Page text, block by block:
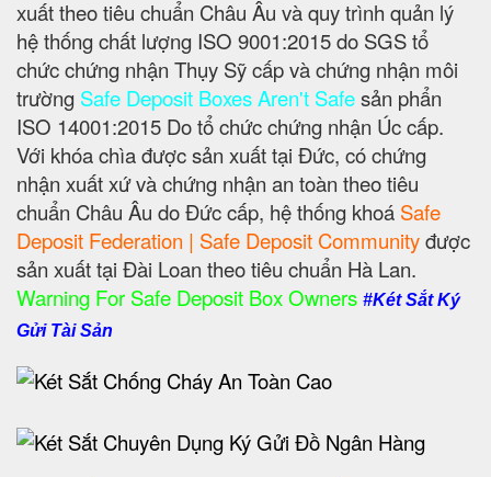
xuất theo tiêu chuẩn Châu Âu và quy trình quản lý
hệ thống chất lượng ISO 9001:2015 do SGS tổ
chức chứng nhận Thụy Sỹ cấp và chứng nhận môi
trường Safe Deposit Boxes Aren't Safesản phẩn
ISO 14001:2015 Do tổ chức chứng nhận Úc cấp.
Với khóa chìa được sản xuất tại Đức, có chứng
nhận xuất xứ và chứng nhận an toàn theo tiêu
chuẩn Châu Âu do Đức cấp, hệ thống khoá Safe
Deposit Federation | Safe Deposit Communityđược
sản xuất tại Đài Loan theo tiêu chuẩn Hà Lan.
Warning For Safe Deposit Box Owners #Két Sắt Ký
Gửi Tài Sản